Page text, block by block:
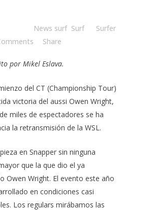
News surf Surf
Surfer
Share
por Mikel Eslava.
del CT (Championship Tour)
victoria del aussi Owen Wright,
miles de espectadores se ha
la retransmisión de la WSL.
en Snapper sin ninguna
que la que dio el ya
Owen Wright. El evento este año
en condiciones casi
Los regulars mirábamos las